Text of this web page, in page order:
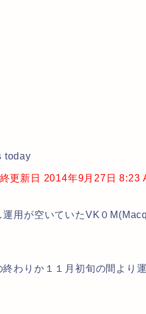
today
更新日 2014年9月27日 8:23
用が空いていたVK０
わりか１１月初旬の間より